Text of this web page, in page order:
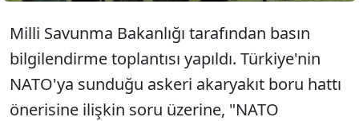
Milli Savunma Bakanlığı tarafından basın
bilgilendirme toplantısı yapıldı. Türkiye'nin
NATO'ya sunduğu askeri akaryakıt boru hattı
önerisine ilişkin soru üzerine, "NATO